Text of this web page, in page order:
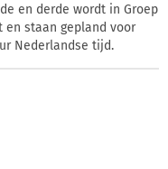
en derde wordt in Groep
en staan gepland voor
Nederlandse tijd.